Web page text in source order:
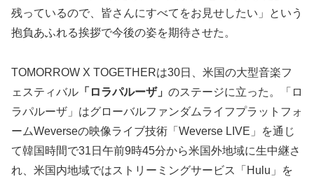
残っているので、皆さんにすべてをお見せしたい」という
抱負あふれる挨拶で今後の姿を期待させた。
TOMORROW X TOGETHERは30日、米国の大型音楽フ
ェスティバル 「ロラパルーザ」 のステージに立った。「ロ
ラパルーザ」はグローバルファンダムライフプラットフォ
ームWeverseの映像ライブ技術「Weverse LIVE」を通じ
て韓国時間で31日午前9時45分から米国外地域に生中継さ
れ、米国内地域ではストリーミングサービス「Hulu」を